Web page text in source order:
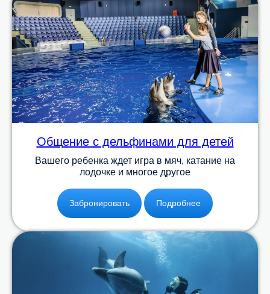
Общение с дельфинами для детей
Вашего ребенка ждет игра в мяч, катание на
лодочке и многое другое
Забронировать Подробнее